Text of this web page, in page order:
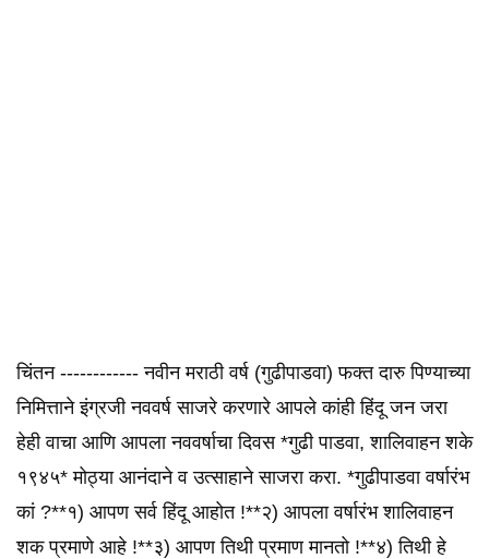
चिंतन ------------ नवीन मराठी वर्ष (गुढीपाडवा) फक्त दारु पिण्याच्या
निमित्ताने इंग्रजी नववर्ष साजरे करणारे आपले कांही हिंदू जन जरा
हेही वाचा आणि आपला नववर्षाचा दिवस *गुढी पाडवा, शालिवाहन शके
१९४५* मोठ्या आनंदाने व उत्साहाने साजरा करा. *गुढीपाडवा वर्षारंभ
कां ?**१) आपण सर्व हिंदू आहोत !**२) आपला वर्षारंभ शालिवाहन
शक प्रमाणे आहे !**३) आपण तिथी प्रमाण मानतो !**४) तिथी हे